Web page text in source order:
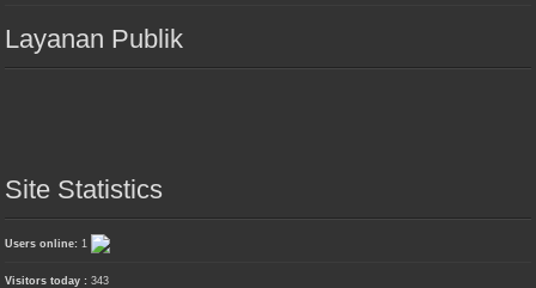
Layanan Publik
Site Statistics
Users online: 1
Visitors today :343